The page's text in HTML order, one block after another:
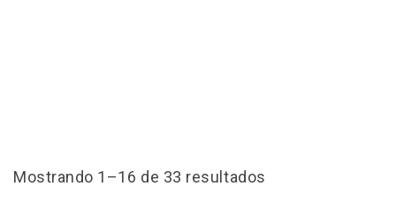
Mostrando 1–16 de 33 resultados